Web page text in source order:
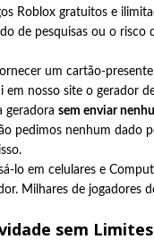
Roblox gratuitos e
de pesquisas ou o risco
um cartão-
nosso site o gerador
geradora sem enviar
pedimos nenhum dado
lo em celulares e
Milhares de jogadores
sem Limites